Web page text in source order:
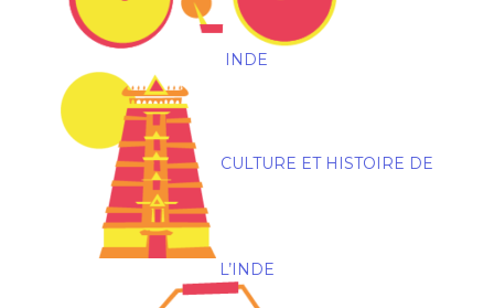
INDE
CULTURE ET HISTOIRE DE
L’INDE